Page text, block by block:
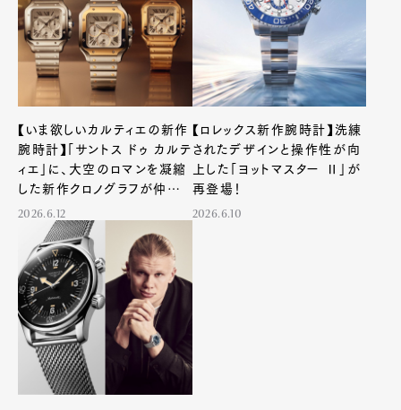
【いま欲しいカルティエの新作
腕時計】「サントス ドゥ カルテ
ィエ」に、大空のロマンを凝縮
した新作クロノグラフが仲間
入り
2026.6.12
【ロレックス新作腕時計】洗練
されたデザインと操作性が向
上した「ヨットマスター Ⅱ」が
再登場！
2026.6.10